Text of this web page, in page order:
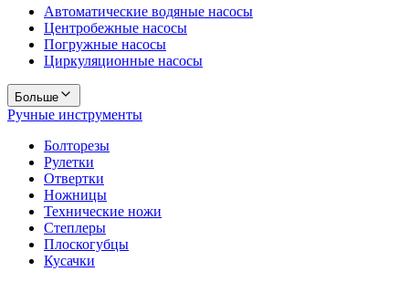
Автоматические водяные насосы
Центробежные насосы
Погружные насосы
Циркуляционные насосы
Больше
Ручные инструменты
Болторезы
Рулетки
Отвертки
Ножницы
Технические ножи
Степлеры
Плоскогубцы
Кусачки